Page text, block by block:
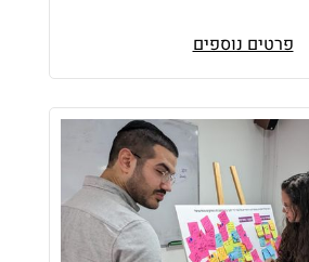
פרטים נוספים